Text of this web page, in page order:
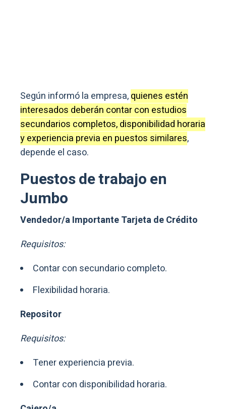
Según informó la empresa,quienes estén
interesados deberán contar con estudios
secundarios completos, disponibilidad horaria
y experiencia previa en puestos similares,
depende el caso.
Puestos de trabajo en
Jumbo
Vendedor/a Importante Tarjeta de Crédito
Requisitos:
Contar con secundario completo.
Flexibilidad horaria.
Repositor
Requisitos:
Tener experiencia previa.
Contar con disponibilidad horaria.